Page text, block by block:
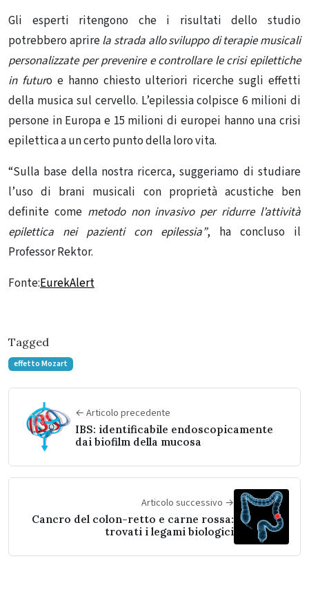
Gli esperti ritengono che i risultati dello studio
potrebbero aprirela strada allo sviluppo di terapie musicali
personalizzate per prevenire e controllare le crisi epilettiche
in futuro e hanno chiesto ulteriori ricerche sugli effetti
della musica sul cervello. L’epilessia colpisce 6 milioni di
persone in Europa e 15 milioni di europei hanno una crisi
epilettica a un certo punto della loro vita.
“Sulla base della nostra ricerca, suggeriamo di studiare
l’uso di brani musicali con proprietà acustiche ben
definite come metodo non invasivo per ridurre l’attività
epilettica nei pazienti con epilessia”, ha concluso il
Professor Rektor.
Fonte:EurekAlert
Tagged
effetto Mozart
← Articolo precedente
IBS: identificabile endoscopicamente
dai biofilm della mucosa
Articolo successivo →
Cancro del colon-retto e carne rossa:
trovati i legami biologici